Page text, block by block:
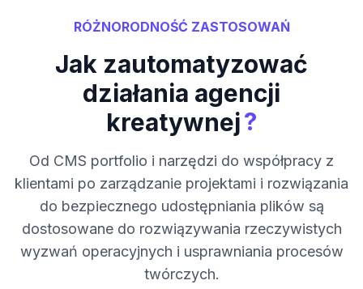
RÓŻNORODNOŚĆ ZASTOSOWAŃ
Jak zautomatyzować
działania agencji
kreatywnej?
Od CMS portfolio i narzędzi do współpracy z
klientami po zarządzanie projektami i rozwiązania
do bezpiecznego udostępniania plików są
dostosowane do rozwiązywania rzeczywistych
wyzwań operacyjnych i usprawniania procesów
twórczych.